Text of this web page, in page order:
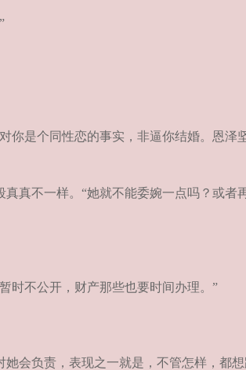
你是个同性恋的事实，非逼你结婚。恩泽
真不一样。“她就不能委婉一点吗？或
时不公开，财产那些也要时间办理。”
会负责，表现之一就是，不管怎样，都